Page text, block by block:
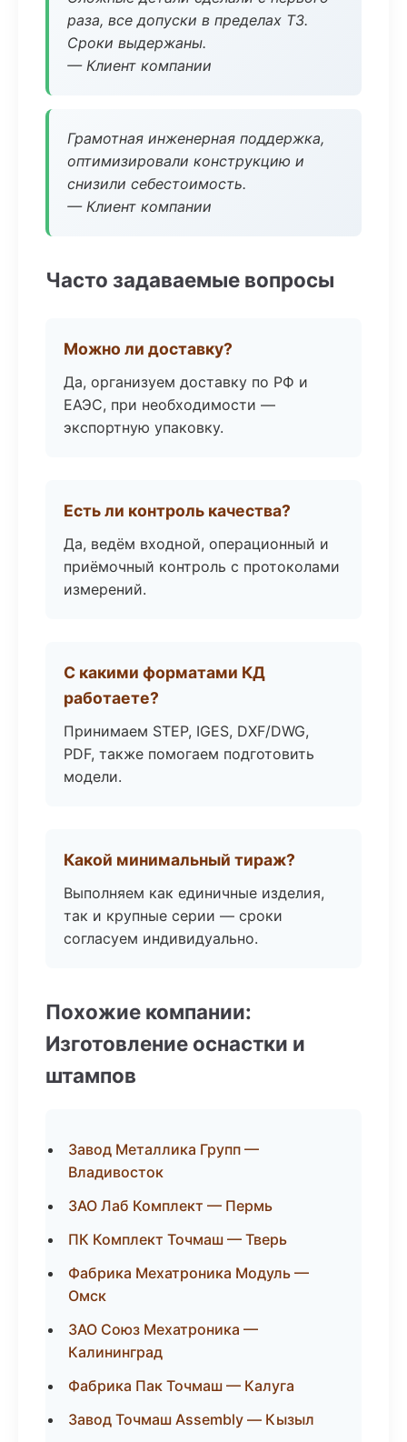
раза, все допуски в пределах ТЗ.
Сроки выдержаны.
— Клиент компании
Грамотная инженерная поддержка,
оптимизировали конструкцию и
снизили себестоимость.
— Клиент компании
Часто задаваемые вопросы
Можно ли доставку?
Да, организуем доставку по РФ и
ЕАЭС, при необходимости —
экспортную упаковку.
Есть ли контроль качества?
Да, ведём входной, операционный и
приёмочный контроль с протоколами
измерений.
С какими форматами КД
работаете?
Принимаем STEP, IGES, DXF/DWG,
PDF, также помогаем подготовить
модели.
Какой минимальный тираж?
Выполняем как единичные изделия,
так и крупные серии — сроки
согласуем индивидуально.
Похожие компании:
Изготовление оснастки и
штампов
Завод Металлика Групп —
Владивосток
ЗАО Лаб Комплект — Пермь
ПК Комплект Точмаш — Тверь
Фабрика Мехатроника Модуль —
Омск
ЗАО Союз Мехатроника —
Калининград
Фабрика Пак Точмаш — Калуга
Завод Точмаш Assembly — Кызыл